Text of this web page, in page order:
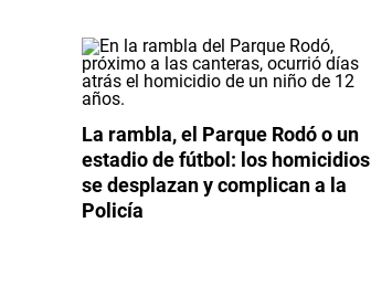
La rambla, el Parque Rodó o un
estadio de fútbol: los homicidios
se desplazan y complican a la
Policía